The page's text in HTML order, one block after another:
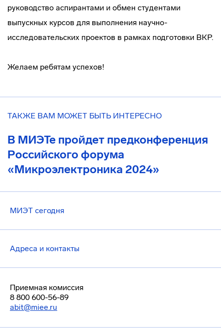
руководство аспирантами и обмен студентами
выпускных курсов для выполнения научно-
исследовательских проектов в рамках подготовки ВКР.
Желаем ребятам успехов!
ТАКЖЕ ВАМ МОЖЕТ БЫТЬ ИНТЕРЕСНО
В МИЭТе пройдет предконференция
Российского форума
«Микроэлектроника 2024»
МИЭТ сегодня
Адреса и контакты
Приемная комиссия
8 800 600-56-89
abit@miee.ru